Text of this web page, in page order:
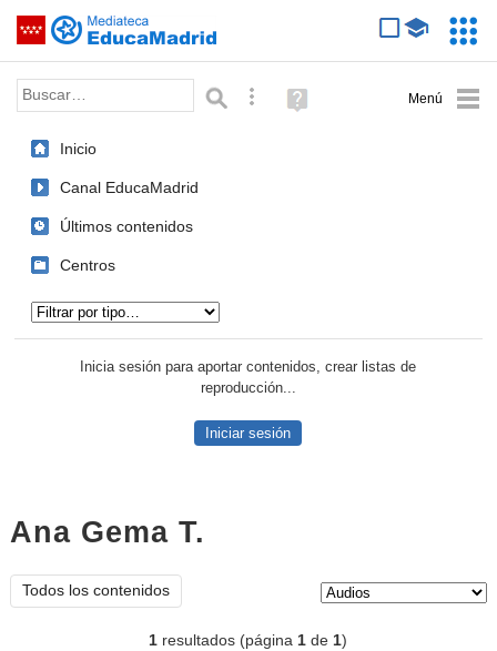
Saltar navegación
Palabra o frase: Búsqueda avanzada
Ayuda
(en
Inicio
Canal EducaMadrid
Últimos contenidos
Centros
Inicia sesión para aportar contenidos, crear listas de
reproducción...
Iniciar sesión
Ana Gema T.
Todos los contenidos
1 resultados (página1 de1)